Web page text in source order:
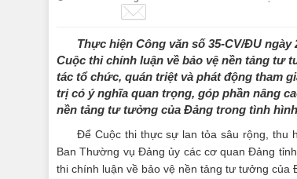
Thực hiện Công văn số 35-CV/ĐU
Cuộc thi chính luận về bảo vệ nền tảng tư
tác tổ chức, quán triệt và phát động tham
trị có ý nghĩa quan trọng, góp phần nâng
nền tảng tư tưởng của Đảng trong tình
Để Cuộc thi thực sự lan tỏa sâu rộng, thu
Ban Thường vụ Đảng ủy các cơ quan Đảng
thi chính luận về bảo vệ nền tảng tư tưởng của